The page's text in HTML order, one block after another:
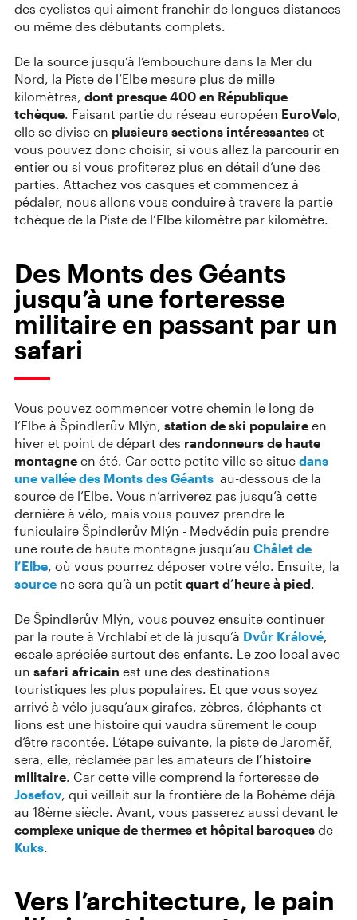
des cyclistes qui aiment franchir de longues distances
ou même des débutants complets.
De la source jusqu’à l’embouchure dans la Mer du
Nord, la Piste de l’Elbe mesure plus de mille
kilomètres, dont presque 400 en République
tchèque. Faisant partie du réseau européen EuroVelo,
elle se divise en plusieurs sections intéressantes et
vous pouvez donc choisir, si vous allez la parcourir en
entier ou si vous profiterez plus en détail d’une des
parties. Attachez vos casques et commencez à
pédaler, nous allons vous conduire à travers la partie
tchèque de la Piste de l’Elbe kilomètre par kilomètre.
Des Monts des Géants
jusqu’à une forteresse
militaire en passant par un
safari
Vous pouvez commencer votre chemin le long de
l’Elbe à Špindlerův Mlýn, station de ski populaire en
hiver et point de départ des randonneurs de haute
montagne en été. Car cette petite ville se situe dans
une vallée des Monts des Géants au-dessous de la
source de l’Elbe. Vous n’arriverez pas jusqu’à cette
dernière à vélo, mais vous pouvez prendre le
funiculaire Špindlerův Mlýn - Medvědín puis prendre
une route de haute montagne jusqu’au Châlet de
l’Elbe, où vous pourrez déposer votre vélo. Ensuite, la
source ne sera qu’à un petit quart d’heure à pied.
De Špindlerův Mlýn, vous pouvez ensuite continuer
par la route à Vrchlabí et de là jusqu’à Dvůr Králové,
escale apréciée surtout des enfants. Le zoo local avec
un safari africain est une des destinations
touristiques les plus populaires. Et que vous soyez
arrivé à vélo jusqu’aux girafes, zèbres, éléphants et
lions est une histoire qui vaudra sûrement le coup
d’être racontée. L’étape suivante, la piste de Jaroměř,
sera, elle, réclamée par les amateurs de l’histoire
militaire. Car cette ville comprend la forteresse de
Josefov, qui veillait sur la frontière de la Bohême déjà
au 18ème siècle. Avant, vous passerez aussi devant le
complexe unique de thermes et hôpital baroques de
Kuks.
Vers l’architecture, le pain